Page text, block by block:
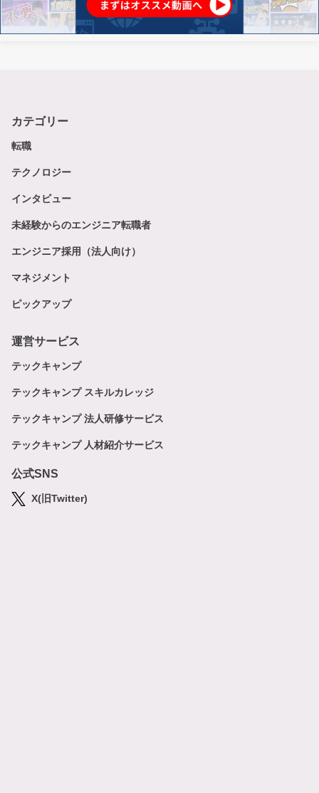
カテゴリー
転職
テクノロジー
インタビュー
未経験からのエンジニア転職者
エンジニア採用（法人向け）
マネジメント
ピックアップ
運営サービス
テックキャンプ
テックキャンプ スキルカレッジ
テックキャンプ 法人研修サービス
テックキャンプ 人材紹介サービス
公式SNS
X(旧Twitter)